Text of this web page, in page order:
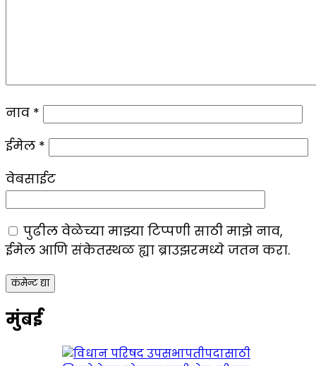
नाव *
ईमेल *
वेबसाईट
पुढील वेळेच्या माझ्या टिप्पणी साठी माझे नाव,
ईमेल आणि संकेतस्थळ ह्या ब्राउझरमध्ये जतन करा.
मुंबई